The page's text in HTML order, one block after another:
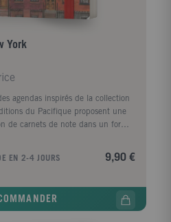
York
agendas inspirés de la collection
du Pacifique proposent une
de carnets de note dans un format
EN 2-4 JOURS 9,90 €